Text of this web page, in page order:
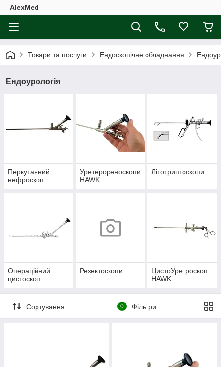
AlexMed
Товари та послуги Ендоскопічне обладнання
Ендоурологія
Перкутанний
нефроскоп
Уретерореноскопи
HAWK
Літотриптоскопи
Операційний
цистоскоп
Резектоскопи
ЦистоУретроскоп
HAWK
Сортування 0 Фільтри